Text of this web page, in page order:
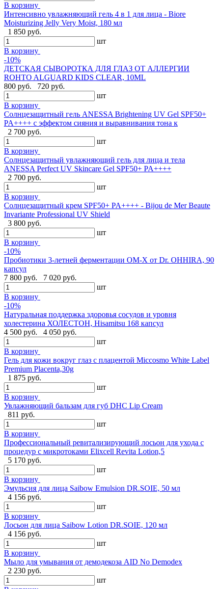
В корзину
Интенсивно увлажняющий гель 4 в 1 для лица - Biore
Moisturizing Jelly Very Moist, 180 мл
1 850 руб.
шт
В корзину
-10%
ДЕТСКАЯ СЫВОРОТКА ДЛЯ ГЛАЗ ОТ АЛЛЕРГИИ
ROHTO ALGUARD KIDS CLEAR, 10ML
800 руб.
720 руб.
шт
В корзину
Солнцезащитный гель ANESSA Brightening UV Gel SPF50+
PA++++ с эффектом сияния и выравнивания тона к
2 700 руб.
шт
В корзину
Солнцезащитный увлажняющий гель для лица и тела
ANESSA Perfect UV Skincare Gel SPF50+ PA++++
2 700 руб.
шт
В корзину
Cолнцезащитный крем SPF50+ PA++++ - Bijou de Mer Beaute
Invariante Professional UV Shield
3 800 руб.
шт
В корзину
-10%
Пробиотики 3-летней ферментации OM-X от Dr. OHHIRA, 90
капсул
7 800 руб.
7 020 руб.
шт
В корзину
-10%
Натуральная поддержка здоровья сосудов и уровня
холестерина ХОЛЕСТОН, Hisamitsu 168 капсул
4 500 руб.
4 050 руб.
шт
В корзину
Гель для кожи вокруг глаз с плацентой Miccosmo White Label
Premium Placenta,30g
1 875 руб.
шт
В корзину
Увлажняющий бальзам для губ DHC Lip Cream
811 руб.
шт
В корзину
Профессиональный ревитализирующий лосьон для ухода с
процедур с микротоками Elixcell Revita Lotion,5
5 170 руб.
шт
В корзину
Эмульсия для лица Saibow Emulsion DR.SOIE, 50 мл
4 156 руб.
шт
В корзину
Лосьон для лица Saibow Lotion DR.SOIE, 120 мл
4 156 руб.
шт
В корзину
Мыло для умывания от демодекоза AID No Demodex
2 230 руб.
шт